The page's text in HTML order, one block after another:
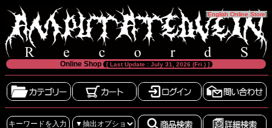
[English Online Store]
Online Shop [ Last Update : July 31, 2026 (Fri.) ]